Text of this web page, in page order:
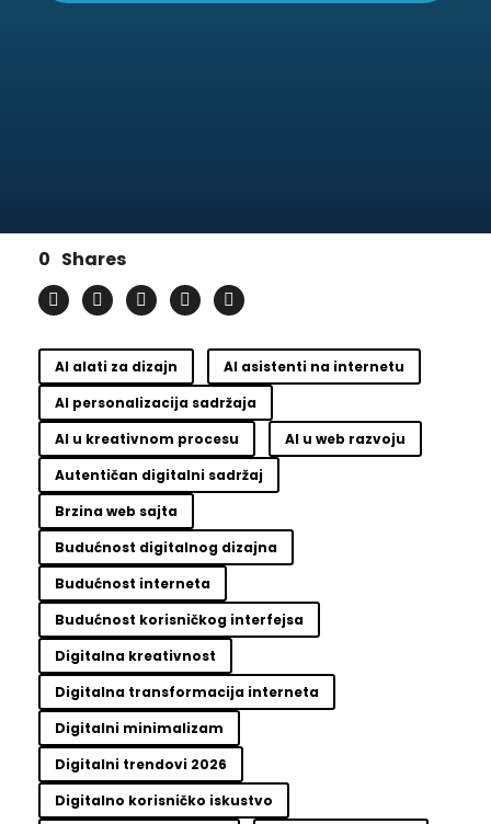
0 Shares
AI alati za dizajn
AI asistenti na internetu
AI personalizacija sadržaja
AI u kreativnom procesu
AI u web razvoju
Autentičan digitalni sadržaj
Brzina web sajta
Budućnost digitalnog dizajna
Budućnost interneta
Budućnost korisničkog interfejsa
Digitalna kreativnost
Digitalna transformacija interneta
Digitalni minimalizam
Digitalni trendovi 2026
Digitalno korisničko iskustvo